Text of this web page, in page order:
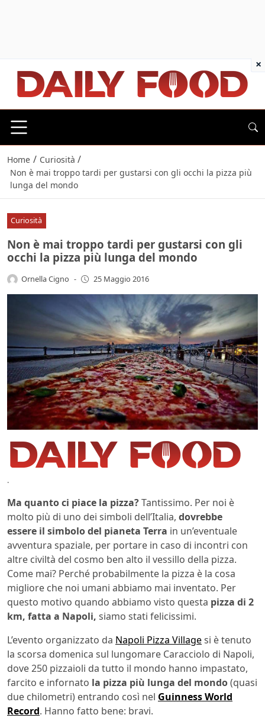
Home / Curiosità /
Non è mai troppo tardi per gustarsi con gli occhi la pizza più
lunga del mondo
Curiosità
Non è mai troppo tardi per gustarsi con gli
occhi la pizza più lunga del mondo
Ornella Cigno - 25 Maggio 2016
.
Ma quanto ci piace la pizza?Tantissimo. Per noi è
molto più di uno dei simboli dell’Italia, dovrebbe
essere il simbolo del pianeta Terra in un’eventuale
avventura spaziale, per portare in caso di incontri con
altre civiltà del cosmo ben alto il vessillo della pizza.
Come mai? Perché probabilmente la pizza è la cosa
migliore che noi umani abbiamo mai inventato. Per
questo motivo quando abbiamo visto questa pizza di 2
km, fatta a Napoli, siamo stati felicissimi.
L’evento organizzato da Napoli Pizza Villagesi è tenuto
la scorsa domenica sul lungomare Caracciolo di Napoli,
dove 250 pizzaioli da tutto il mondo hanno impastato,
farcito e infornato la pizza più lunga del mondo(quasi
due chilometri) entrando così nel Guinness World
Record. Hanno fatto bene: bravi.
×